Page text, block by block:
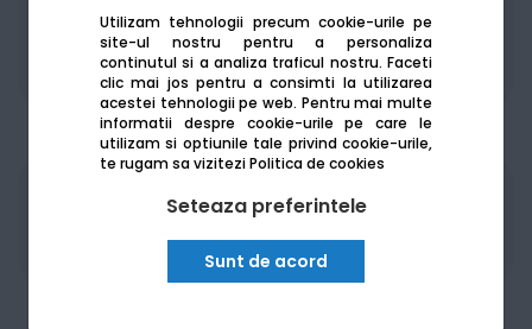
Utilizam tehnologii precum cookie-urile pe
site-ul nostru pentru a personaliza
continutul si a analiza traficul nostru. Faceti
clic mai jos pentru a consimti la utilizarea
acestei tehnologii pe web. Pentru mai multe
informatii despre cookie-urile pe care le
utilizam si optiunile tale privind cookie-urile,
te rugam sa viziteziPolitica de cookies
Seteaza preferintele
Sunt de acord
De la: 180.77Lei / lună Vezi detalii
Produsele sunt disponibile pe platforma de